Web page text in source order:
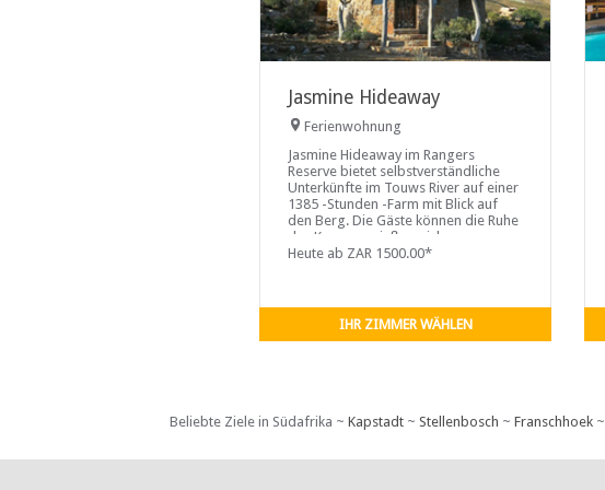
Jasmine Hideaway
Ferienwohnung
Jasmine Hideaway im Rangers
Reserve bietet selbstverständliche
Unterkünfte im Touws River auf einer
1385 -Stunden -Farm mit Blick auf
den Berg. Die Gäste können die Ruhe
des Karoo genießen, sich
zurücklehnen, ihre Sorgen vergessen
Heute ab ZAR 1500.00*
IHR ZIMMER WÄHLEN
Beliebte Ziele in Südafrika ~ Kapstadt~ Stellenbosch ~ Franschhoek~